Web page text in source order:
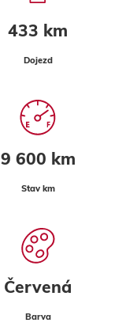
433 km
Dojezd
9 600 km
Stav km
Červená
Barva